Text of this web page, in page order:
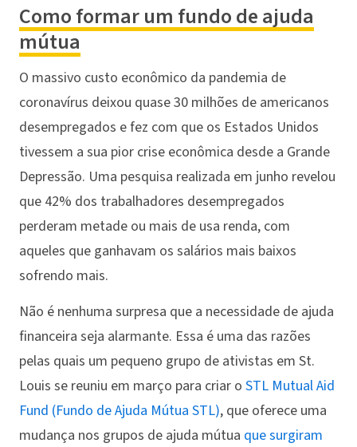
Como formar um fundo de ajuda
mútua
O massivo custo econômico da pandemia de
coronavírus deixou quase 30 milhões de americanos
desempregados e fez com que os Estados Unidos
tivessem a sua pior crise econômica desde a Grande
Depressão. Uma pesquisa realizada em junho revelou
que 42% dos trabalhadores desempregados
perderam metade ou mais de usa renda, com
aqueles que ganhavam os salários mais baixos
sofrendo mais.
Não é nenhuma surpresa que a necessidade de ajuda
financeira seja alarmante. Essa é uma das razões
pelas quais um pequeno grupo de ativistas em St.
Louis se reuniu em março para criar o STL Mutual Aid
Fund (Fundo de Ajuda Mútua STL), que oferece uma
mudança nos grupos de ajuda mútua que surgiram